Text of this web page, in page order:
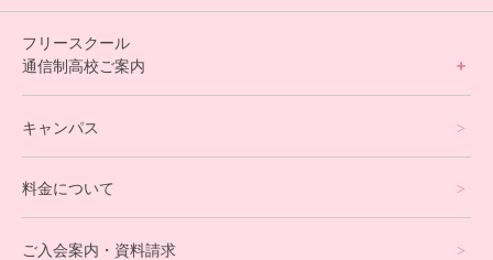
フリースクール
通信制高校ご案内
オンラインコース
eスポーツコース
キャンパス
料金について
ご入会案内・資料請求